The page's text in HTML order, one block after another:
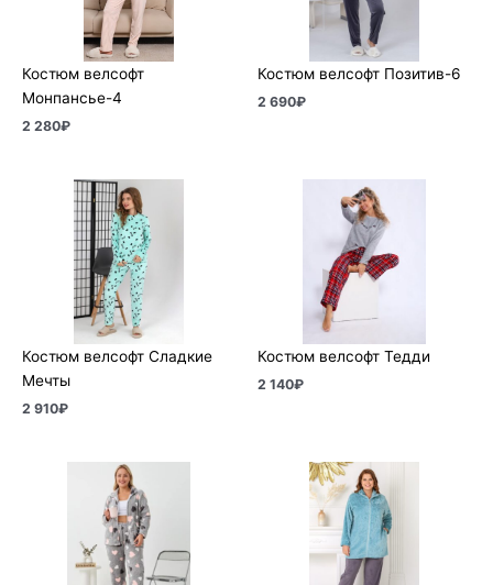
Костюм велсофт
Монпансье-4
2 280₽
Костюм велсофт Позитив-6
2 690₽
Костюм велсофт Сладкие
Мечты
2 910₽
Костюм велсофт Тедди
2 140₽
Диапазон
цен:
1
490₽
–
1
920₽